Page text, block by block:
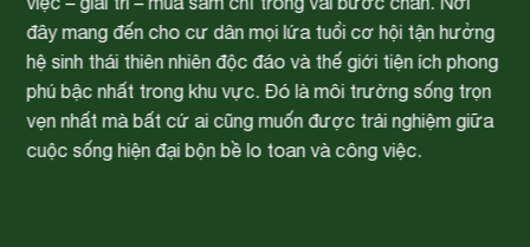
đây mang đến cho cư dân mọi lứa tuổi cơ hội tận hưởng
hệ sinh thái thiên nhiên độc đáo và thế giới tiện ích phong
phú bậc nhất trong khu vực. Đó là môi trường sống trọn
vẹn nhất mà bất cứ ai cũng muốn được trải nghiệm giữa
cuộc sống hiện đại bộn bề lo toan và công việc.